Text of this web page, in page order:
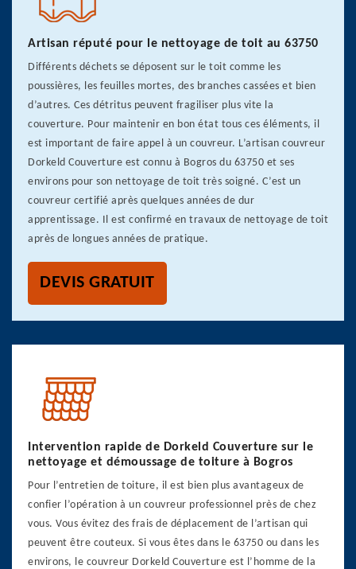
Artisan réputé pour le nettoyage de toit au 63750
Différents déchets se déposent sur le toit comme les
poussières, les feuilles mortes, des branches cassées et bien
d’autres. Ces détritus peuvent fragiliser plus vite la
couverture. Pour maintenir en bon état tous ces éléments, il
est important de faire appel à un couvreur. L’artisan couvreur
Dorkeld Couverture est connu à Bogros du 63750 et ses
environs pour son nettoyage de toit très soigné. C’est un
couvreur certifié après quelques années de dur
apprentissage. Il est confirmé en travaux de nettoyage de toit
après de longues années de pratique.
DEVIS GRATUIT
Intervention rapide de Dorkeld Couverture sur le
nettoyage et démoussage de toiture à Bogros
Pour l’entretien de toiture, il est bien plus avantageux de
confier l’opération à un couvreur professionnel près de chez
vous. Vous évitez des frais de déplacement de l’artisan qui
peuvent être couteux. Si vous êtes dans le 63750 ou dans les
environs, le couvreur Dorkeld Couverture est l’homme de la